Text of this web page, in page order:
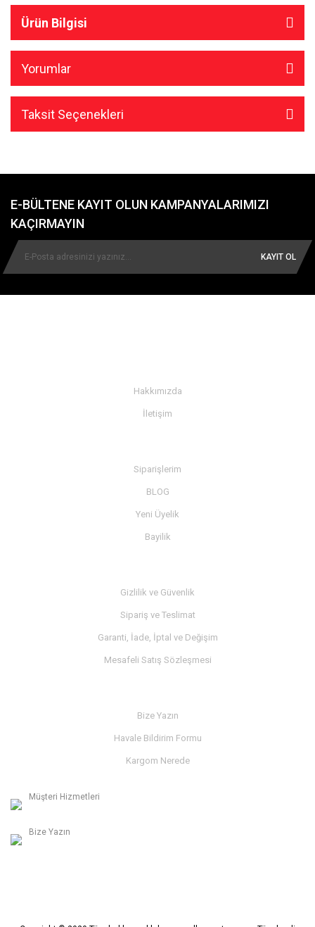
Ürün Bilgisi
Yorumlar
Taksit Seçenekleri
E-BÜLTENE KAYIT OLUN KAMPANYALARIMIZI
KAÇIRMAYIN
KAYIT OL
Hakkımızda
İletişim
Siparişlerim
BLOG
Yeni Üyelik
Bayilik
Gizlilik ve Güvenlik
Sipariş ve Teslimat
Garanti, İade, İptal ve Değişim
Mesafeli Satış Sözleşmesi
Bize Yazın
Havale Bildirim Formu
Kargom Nerede
Müşteri Hizmetleri
Bize Yazın